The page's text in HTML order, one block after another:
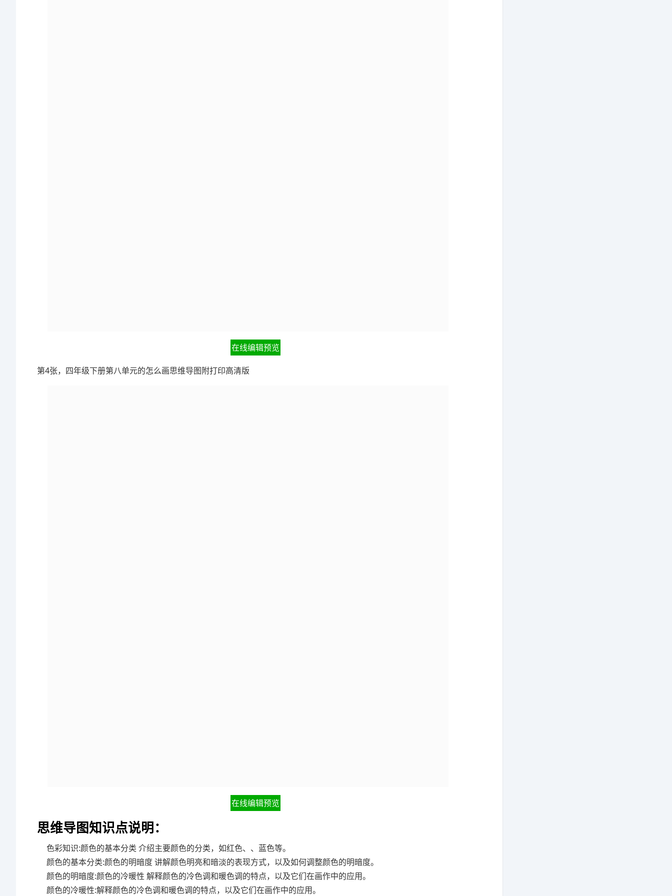
在线编辑预览
第4张，四年级下册第八单元的怎么画思维导图附打印高清版
在线编辑预览
思维导图知识点说明：
色彩知识:颜色的基本分类 介绍主要颜色的分类，如红色、、蓝色等。
颜色的基本分类:颜色的明暗度 讲解颜色明亮和暗淡的表现方式，以及如何调整颜色的明暗度。
颜色的明暗度:颜色的冷暖性 解释颜色的冷色调和暖色调的特点，以及它们在画作中的应用。
颜色的冷暖性:解释颜色的冷色调和暖色调的特点，以及它们在画作中的应用。